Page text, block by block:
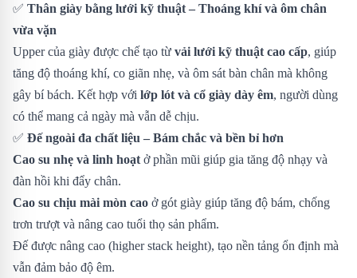
✅ Thân giày bằng lưới kỹ thuật – Thoáng khí và ôm chân
vừa vặn
Upper của giày được chế tạo từ vải lưới kỹ thuật cao cấp, giúp
tăng độ thoáng khí, co giãn nhẹ, và ôm sát bàn chân mà không
gây bí bách. Kết hợp với lớp lót và cổ giày dày êm, người dùng
có thể mang cả ngày mà vẫn dễ chịu.
✅ Đế ngoài đa chất liệu – Bám chắc và bền bỉ hơn
Cao su nhẹ và linh hoạt ở phần mũi giúp gia tăng độ nhạy và
đàn hồi khi đẩy chân.
Cao su chịu mài mòn cao ở gót giày giúp tăng độ bám, chống
trơn trượt và nâng cao tuổi thọ sản phẩm.
Đế được nâng cao (higher stack height), tạo nền tảng ổn định mà
vẫn đảm bảo độ êm.